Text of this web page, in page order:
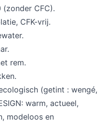
CFC).
CFK-vrij.
rem.
(getint : wengé,
warm, actueel,
modeloos en